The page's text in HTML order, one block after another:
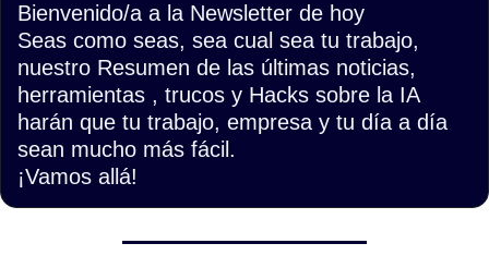
Bienvenido/a a la Newsletter de hoy
Seas como seas, sea cual sea tu trabajo,
nuestro Resumen de las últimas noticias,
herramientas , trucos y Hacks sobre la IA
harán que tu trabajo, empresa y tu día a día
sean mucho más fácil.
¡Vamos allá!